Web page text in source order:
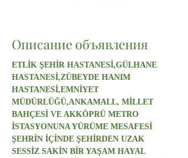
Описание объявления
ETLİK ŞEHİR HASTANESİ,GÜLHANE
HASTANESİ,ZÜBEYDE HANIM
HASTANESİ,EMNİYET
MÜDÜRLÜĞÜ,ANKAMALL, MİLLET
BAHÇESİ VE AKKÖPRÜ METRO
İSTASYONUNA YÜRÜME MESAFESİ
ŞEHRİN İÇİNDE ŞEHİRDEN UZAK
SESSİZ SAKİN BİR YAŞAM HAYAL